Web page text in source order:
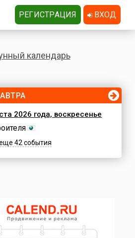
календарь
2026 года, воскресенье
еще 42 события
РЕГИСТРАЦИЯ ВХОД